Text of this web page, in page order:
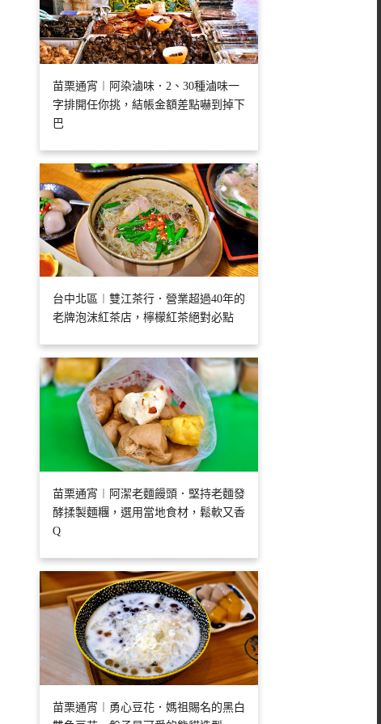
苗栗通宵︱阿染滷味．2、30種滷味一
字排開任你挑，結帳金額差點嚇到掉下
巴
台中北區︱雙江茶行．營業超過40年的
老牌泡沫紅茶店，檸檬紅茶絕對必點
苗栗通宵︱阿潔老麵饅頭．堅持老麵發
酵揉製麵糰，選用當地食材，鬆軟又香
Q
苗栗通宵︱勇心豆花．媽祖賜名的黑白